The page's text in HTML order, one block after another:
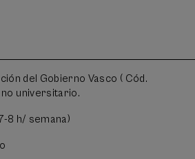
del Gobierno Vasco ( Cód.
universitario.
8 h/ semana)